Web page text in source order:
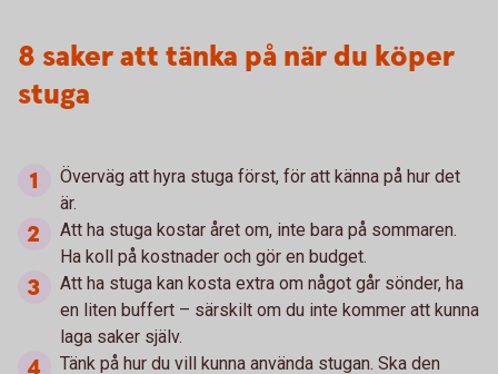
8 saker att tänka på när du köper
stuga
Överväg att hyra stuga först, för att känna på hur det
är.
Att ha stuga kostar året om, inte bara på sommaren.
Ha koll på kostnader och gör en budget.
Att ha stuga kan kosta extra om något går sönder, ha
en liten buffert – särskilt om du inte kommer att kunna
laga saker själv.
Tänk på hur du vill kunna använda stugan. Ska den